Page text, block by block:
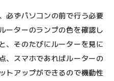
必ずパソコンの前で行う必要
ーターのランプの色を確認し
、そのたびにルーターを見に
、スマホであればルーターの
トアップができるので機動性